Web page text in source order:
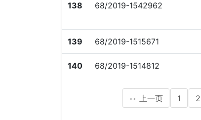
138 68/2019-1542962
139 68/2019-1515671
140 68/2019-1514812
<< 上一页 1 2